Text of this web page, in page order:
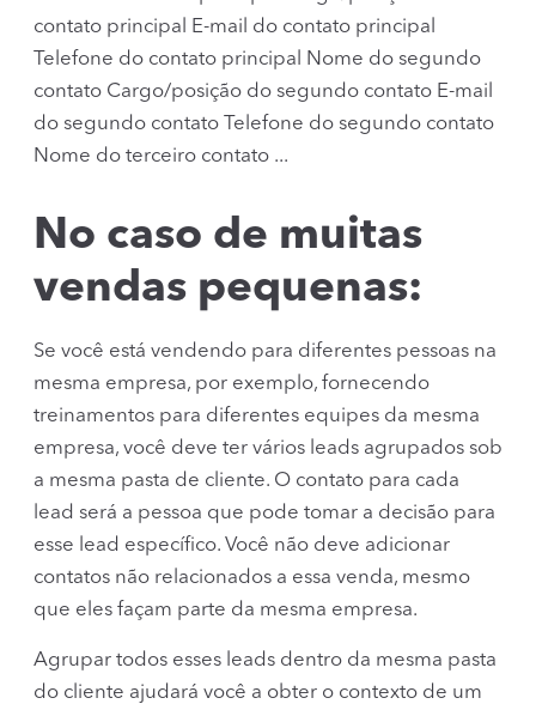
contato principal E-mail do contato principal
Telefone do contato principal Nome do segundo
contato Cargo/posição do segundo contato E-mail
do segundo contato Telefone do segundo contato
Nome do terceiro contato ...
No caso de muitas
vendas pequenas:
Se você está vendendo para diferentes pessoas na
mesma empresa, por exemplo, fornecendo
treinamentos para diferentes equipes da mesma
empresa, você deve ter vários leads agrupados sob
a mesma pasta de cliente. O contato para cada
lead será a pessoa que pode tomar a decisão para
esse lead específico. Você não deve adicionar
contatos não relacionados a essa venda, mesmo
que eles façam parte da mesma empresa.
Agrupar todos esses leads dentro da mesma pasta
do cliente ajudará você a obter o contexto de um